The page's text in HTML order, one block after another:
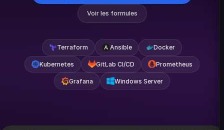
Voir les formules
Terraform Ansible Docker
Kubernetes GitLab CI/CD Prometheus
Grafana Windows Server